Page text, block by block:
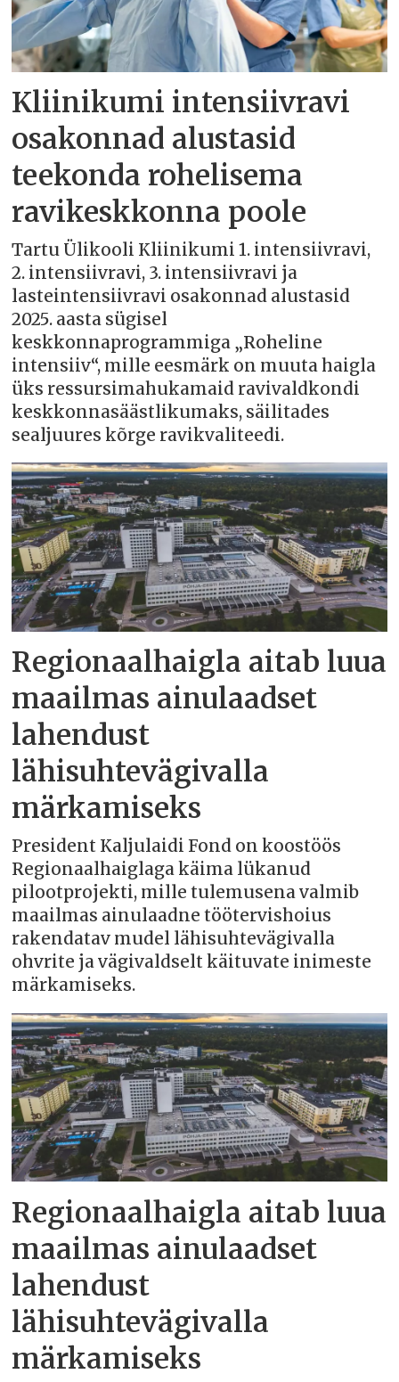
Kliinikumi intensiivravi
osakonnad alustasid
teekonda rohelisema
ravikeskkonna poole
Tartu Ülikooli Kliinikumi 1. intensiivravi,
2. intensiivravi, 3. intensiivravi ja
lasteintensiivravi osakonnad alustasid
2025. aasta sügisel
keskkonnaprogrammiga „Roheline
intensiiv“, mille eesmärk on muuta haigla
üks ressursimahukamaid ravivaldkondi
keskkonnasäästlikumaks, säilitades
sealjuures kõrge ravikvaliteedi.
Regionaalhaigla aitab luua
maailmas ainulaadset
lahendust
lähisuhtevägivalla
märkamiseks
President Kaljulaidi Fond on koostöös
Regionaalhaiglaga käima lükanud
pilootprojekti, mille tulemusena valmib
maailmas ainulaadne töötervishoius
rakendatav mudel lähisuhtevägivalla
ohvrite ja vägivaldselt käituvate inimeste
märkamiseks.
Regionaalhaigla aitab luua
maailmas ainulaadset
lahendust
lähisuhtevägivalla
märkamiseks